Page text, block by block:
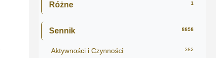
Różne 1
Sennik 8858
Aktywności i Czynności 382